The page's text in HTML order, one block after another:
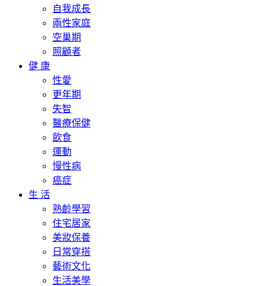
自我成長
兩性家庭
空巢期
照顧者
健 康
性愛
更年期
失智
醫療保健
飲食
運動
慢性病
癌症
生 活
熟齡學習
住宅居家
美妝保養
日常穿搭
藝術文化
生活美學